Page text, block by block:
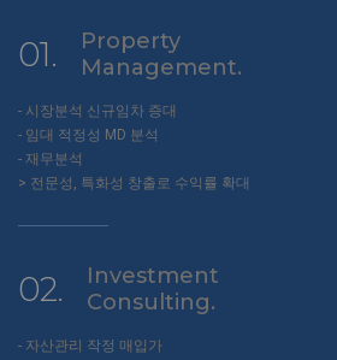
01.
Property
Management.
- 시장분석 신규임차 증대
- 임대 적정성 MD 분석
- 재무분석
> 전문성, 특화성 창출로 수익률 확대
02.
Investment
Consulting.
- 자산관리 작정 매입가